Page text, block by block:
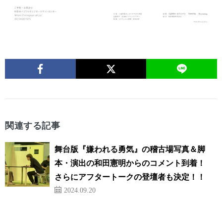
関連する記事
舞台版『嫌われる勇気』の稽古場写真＆脚
本・演出の和田憲明からのコメント到着！
さらにアフタートークの登壇者も決定！！
2024.09.20